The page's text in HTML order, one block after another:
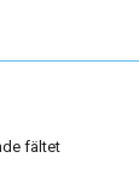
fältet